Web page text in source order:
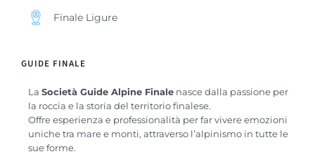
Finale Ligure
GUIDE FINALE
La Società Guide Alpine Finalenasce dalla passione per
la roccia e la storia del territorio finalese.
Offre esperienza e professionalità per far vivere emozioni
uniche tra mare e monti, attraverso l’alpinismo in tutte le
sue forme.